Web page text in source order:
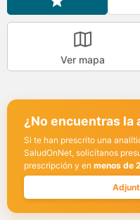
Ver mapa
¿No encuentras la
Si te han prescrito una
SaludOnNet, solicítanos
prescripción y en menos de